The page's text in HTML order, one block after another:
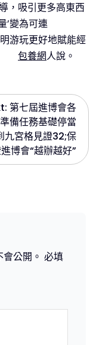
，吸引更多高東西
’變為可連
游玩更好地賦能經
包養網人說。
第七屆進博會各
備任務基礎停當
宮格見證32;保
博會“越辦越好”
公開。 必填